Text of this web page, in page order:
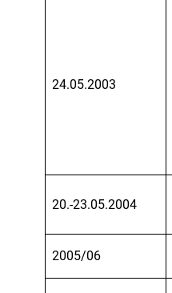
24.05.2003
20.-23.05.2004
2005/06